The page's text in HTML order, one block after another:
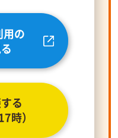
用の
る
時）